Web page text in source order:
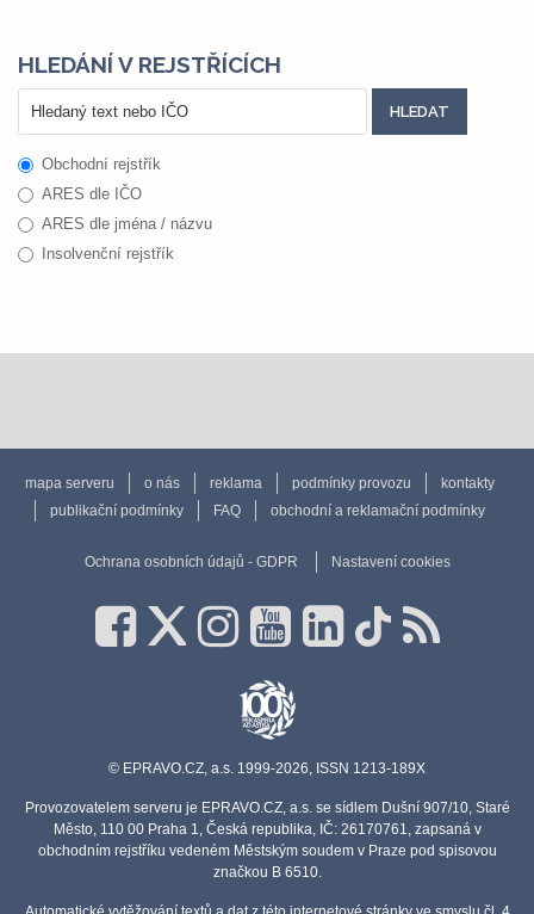
HLEDÁNÍ V REJSTŘÍCÍCH
Obchodní rejstřík
ARES dle IČO
ARES dle jména / názvu
Insolvenční rejstřík
mapa serveru o nás reklama podmínky provozu
kontakty
publikační podmínky
FAQ obchodní a reklamační podmínky
Ochrana osobních údajů - GDPR Nastavení cookies
© EPRAVO.CZ, a.s. 1999-2026, ISSN 1213-189X
Provozovatelem serveru je EPRAVO.CZ, a.s. se sídlem Dušní 907/10, Staré
Město, 110 00 Praha 1, Česká republika, IČ: 26170761, zapsaná v
obchodním rejstříku vedeném Městským soudem v Praze pod spisovou
značkou B 6510.